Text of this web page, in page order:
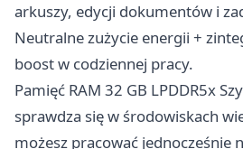
arkuszy, edycji dokumentów i
Neutralne zużycie energii +
boost w codziennej pracy.
Pamięć RAM 32 GB LPDDR5x
sprawdza się w środowiskach
możesz pracować jednocześnie